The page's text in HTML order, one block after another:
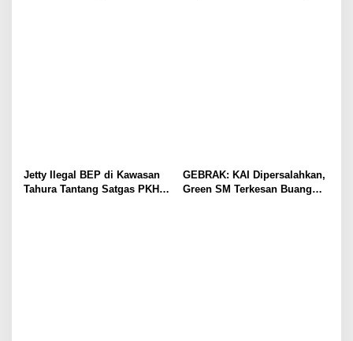
Jetty Ilegal BEP di Kawasan
Tahura Tantang Satgas PKH,
GEBRAK: KAI Dipersalahkan,
Green SM Terkesan Buang